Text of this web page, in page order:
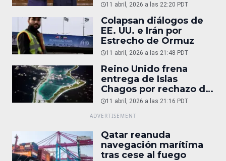
11 abril, 2026 a las 22:20 PDT
Colapsan diálogos de
EE. UU. e Irán por
Estrecho de Ormuz
11 abril, 2026 a las 21:48 PDT
Reino Unido frena
entrega de Islas
Chagos por rechazo de
Trump
11 abril, 2026 a las 21:16 PDT
Qatar reanuda
navegación marítima
tras cese al fuego